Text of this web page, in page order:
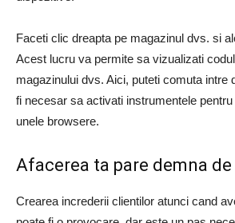
Faceti clic dreapta pe magazinul dvs. si
Acest lucru va permite sa vizualizati
magazinului dvs. Aici, puteti comuta intre
fi necesar sa activati instrumentele
unele browsere.
Afacerea ta pare demna
Crearea increderii clientilor atunci cand